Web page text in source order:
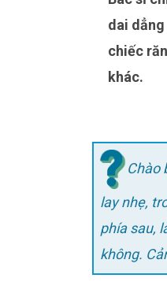
dai
chiếc
khác.
Chào
lay nhẹ,
phía sau,
không.